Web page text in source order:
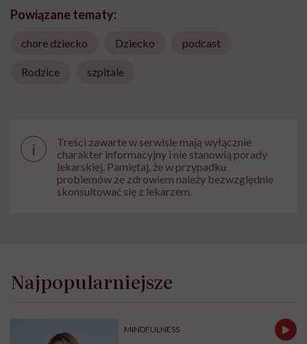
Powiązane tematy:
chore dziecko Dziecko podcast
Rodzice szpitale
i
Treści zawarte w serwisie mają wyłącznie
charakter informacyjny i nie stanowią porady
lekarskiej. Pamiętaj, że w przypadku
problemów ze zdrowiem należy bezwzględnie
skonsultować się z lekarzem.
Najpopularniejsze
MINDFULNESS